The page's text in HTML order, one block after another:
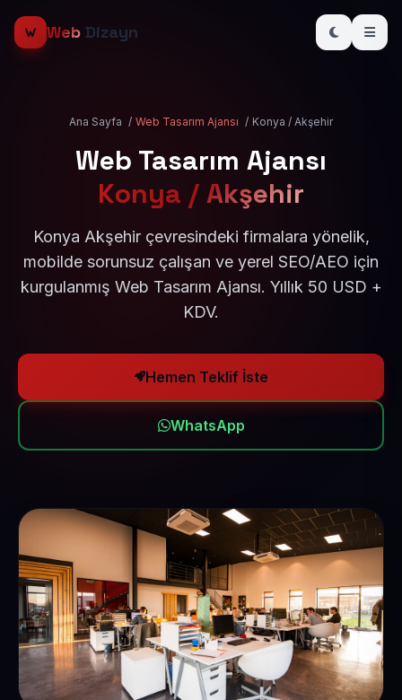
Web Dizayn
Ana Sayfa / Web Tasarım Ajansı / Konya / Akşehir
Web Tasarım Ajansı
Konya / Akşehir
Konya Akşehir çevresindeki firmalara yönelik,
mobilde sorunsuz çalışan ve yerel SEO/AEO için
kurgulanmış Web Tasarım Ajansı. Yıllık 50 USD +
KDV.
Hemen Teklif İste
WhatsApp